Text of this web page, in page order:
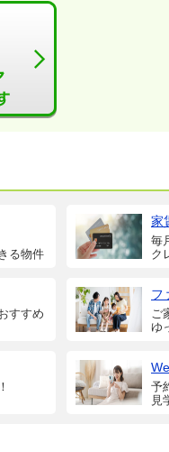
る物件
家
毎
ク
すすめ
フ
ご
ゆ
予
見